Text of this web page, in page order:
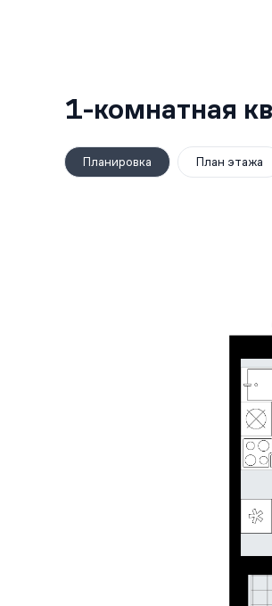
1-комнатная
Планировка План этажа